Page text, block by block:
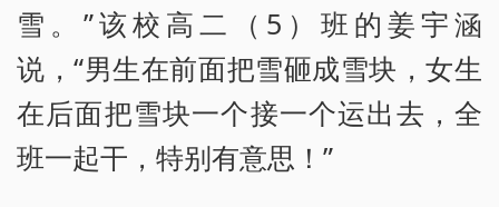
雪。”该校高二（5）班的姜宇涵
说，“男生在前面把雪砸成雪块，女生
在后面把雪块一个接一个运出去，全
班一起干，特别有意思！”